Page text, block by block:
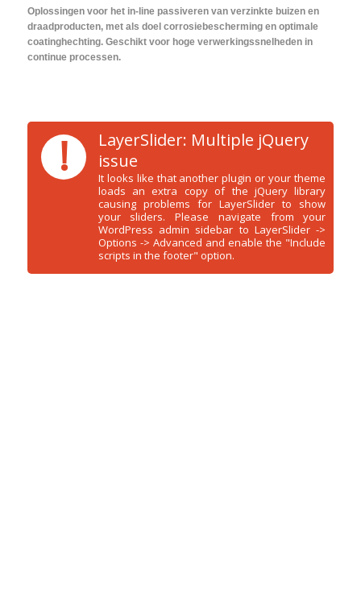
Oplossingen voor het in-line passiveren van verzinkte buizen en
draadproducten, met als doel corrosiebescherming en optimale
coatinghechting. Geschikt voor hoge verwerkingssnelheden in
continue processen.
!
LayerSlider: Multiple jQuery
issue
It looks like that another plugin or your theme
loads an extra copy of the jQuery library
causing problems for LayerSlider to show
your sliders. Please navigate from your
WordPress admin sidebar to LayerSlider ->
Options -> Advanced and enable the "Include
scripts in the footer" option.